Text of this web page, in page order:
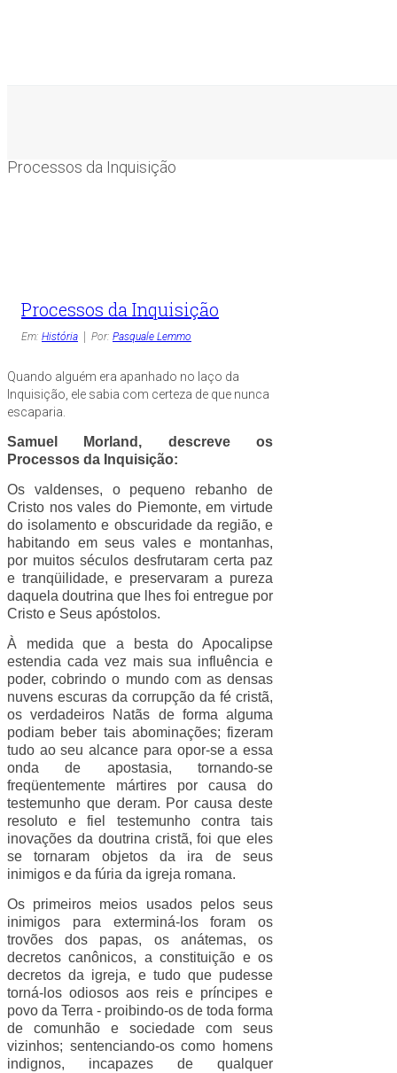
Processos da Inquisição
Processos da Inquisição
Em: História Por: Pasquale Lemmo
Quando alguém era apanhado no laço da
Inquisição, ele sabia com certeza de que nunca
escaparia.
Samuel Morland, descreve os
Processos da Inquisição:
Os valdenses, o pequeno rebanho de
Cristo nos vales do Piemonte, em virtude
do isolamento e obscuridade da região, e
habitando em seus vales e montanhas,
por muitos séculos desfrutaram certa paz
e tranqüilidade, e preservaram a pureza
daquela doutrina que lhes foi entregue por
Cristo e Seus apóstolos.
À medida que a besta do Apocalipse
estendia cada vez mais sua influência e
poder, cobrindo o mundo com as densas
nuvens escuras da corrupção da fé cristã,
os verdadeiros Natãs de forma alguma
podiam beber tais abominações; fizeram
tudo ao seu alcance para opor-se a essa
onda de apostasia, tornando-se
freqüentemente mártires por causa do
testemunho que deram. Por causa deste
resoluto e fiel testemunho contra tais
inovações da doutrina cristã, foi que eles
se tornaram objetos da ira de seus
inimigos e da fúria da igreja romana.
Os primeiros meios usados pelos seus
inimigos para exterminá-los foram os
trovões dos papas, os anátemas, os
decretos canônicos, a constituição e os
decretos da igreja, e tudo que pudesse
torná-los odiosos aos reis e príncipes e
povo da Terra - proibindo-os de toda forma
de comunhão e sociedade com seus
vizinhos; sentenciando-os como homens
indignos, incapazes de qualquer